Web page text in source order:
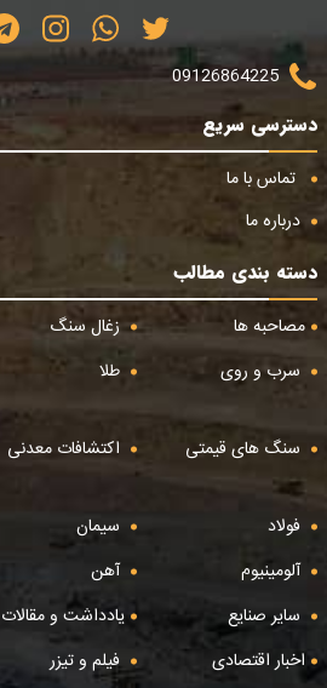
09126864225
دسترسی سریع
تماس با ما
درباره ما
دسته بندی مطالب
مصاحبه ها
زغال سنگ
سرب و روی
طلا
سنگ های قیمتی
اکتشافات معدنی
فولاد
سیمان
آلومینیوم
آهن
سایر صنایع
یادداشت و مقالات
اخبار اقتصادی
فیلم و تیزر